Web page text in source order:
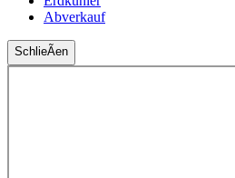
Abverkauf
SchlieÃen